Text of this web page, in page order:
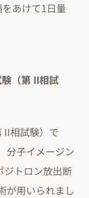
あけて1日量
（第 II相試
II相試験）で
子イメージン
ジトロン放出断
が用いられまし